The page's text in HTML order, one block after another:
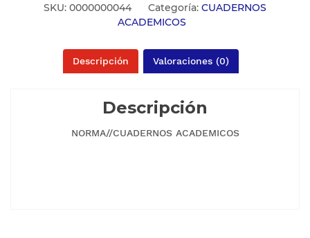
SKU: 0000000044 Categoría: CUADERNOS
ACADEMICOS
Descripción Valoraciones (0)
Descripción
NORMA//CUADERNOS ACADEMICOS